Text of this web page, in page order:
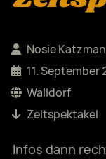
Nosie
11. September
Walldorf
Zeltspektakel
Infos dann